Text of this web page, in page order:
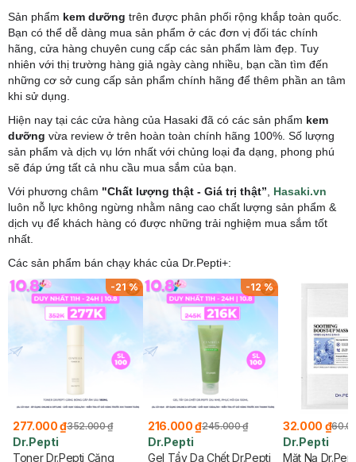
Sản phẩm kem dưỡng trên được phân phối rộng khắp toàn quốc.
Bạn có thể dễ dàng mua sản phẩm ở các đơn vị đối tác chính
hãng, cửa hàng chuyên cung cấp các sản phẩm làm đẹp. Tuy
nhiên với thị trường hàng giả ngày càng nhiều, bạn cần tìm đến
những cơ sở cung cấp sản phẩm chính hãng để thêm phần an tâm
khi sử dụng.
Hiện nay tại các cửa hàng của Hasaki đã có các sản phẩm kem
dưỡng vừa review ở trên hoàn toàn chính hãng 100%. Số lượng
sản phẩm và dịch vụ lớn nhất với chủng loại đa dạng, phong phú
sẽ đáp ứng tất cả nhu cầu mua sắm của bạn.
Với phương châm "Chất lượng thật - Giá trị thật”
Hasaki.vn
luôn nỗ lực không ngừng nhằm nâng cao chất lượng sản phẩm &
dịch vụ để khách hàng có được những trải nghiệm mua sắm tốt
nhất.
Các sản phẩm bán chạy khác của Dr.Pepti+:
-21%
277.000 ₫352.000 ₫
Dr.Pepti
Toner Dr.Pepti Căng
-12%
216.000 ₫245.000 ₫
Dr.Pepti
Gel Tẩy Da Chết Dr.Pepti
32.000 ₫
Dr.Pepti
Mặt Nạ